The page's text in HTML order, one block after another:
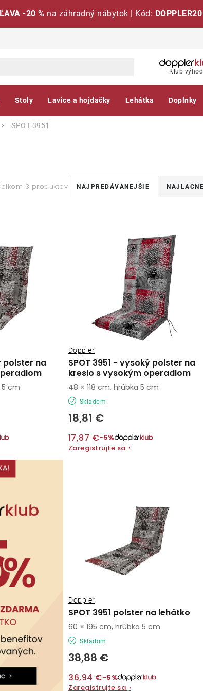
-20 % na záhradný nábytok | Kód: DOPPLER20
Klub výhod
Stoly Lavice a hojdačky Lehátka Doplnky
SPOT 3951
3 produktovR
a
r
o
d
u
k
t
o
NAJPREDÁVANEJŠIE
polster na
5 cm
SPOT 3951 - vysoký polster na
kreslo s vysokým operadlom
Doppler
Skladom
18,81 €
17,87 €−5%
Zaregistrujte sa ›
48 × 118 cm, hrúbka 5 cm
SPOT 3951 polster na lehátko
Doppler
Skladom
38,88 €
36,94 €−5%
Zaregistrujte sa ›
60 × 195 cm, hrúbka 5 cm